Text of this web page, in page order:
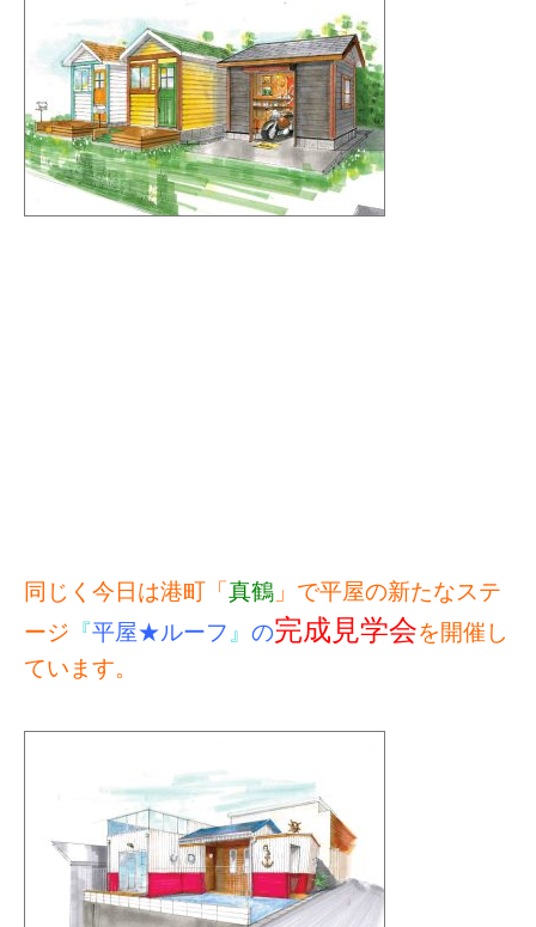
同じく今日は港町「 真鶴 」で平屋の新たなステ
ージ 『平屋★ルーフ 』 の完成見学会を開催し
ています。